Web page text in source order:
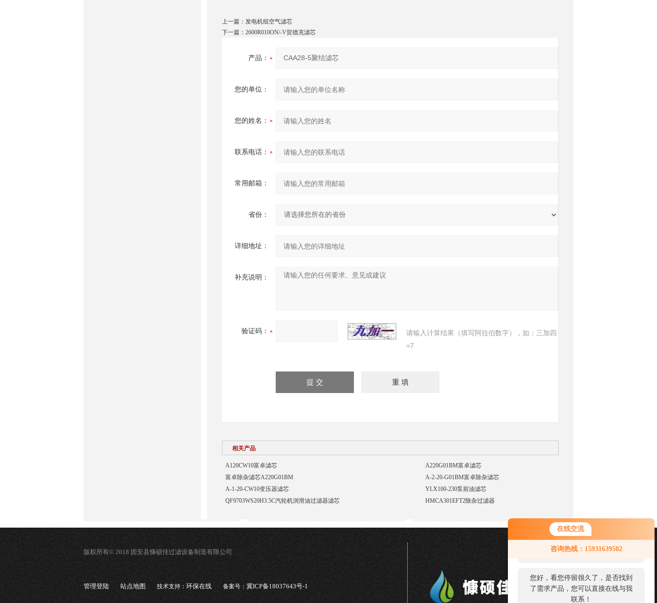
在线交流
咨询热线：15931639502
您好！欢迎前来咨询，很高兴为您
服务，请问您要咨询什么问题呢？
您好，看您停留很久了，是否找到
了需求产品，您可以直接在线与我
联系！
上一篇： 发电机组空气滤芯
下一篇： 2600R010ON/-V贺德克滤芯
产品：
您的单位：
您的姓名：
联系电话：
常用邮箱：
省份：
详细地址：
补充说明：
验证码：
请输入计算结果（填写阿拉伯数字），如：三加四
=7
相关产品
A120CW10富卓滤芯
A220G01BM富卓滤芯
富卓除杂滤芯A220G01BM
A-2-20-G01BM富卓除杂滤芯
A-1-20-CW10变压器滤芯
YLX100-230泵前油滤芯
QF9703WS20H3.5C汽轮机润滑油过滤器滤芯
HMCA301EFT2除杂过滤器
版权所有© 2018 固安县慷硕佳过滤设备制造有限公司
管理登陆 站点地图 技术支持：环保在线 备案号：冀ICP备18037643号-1